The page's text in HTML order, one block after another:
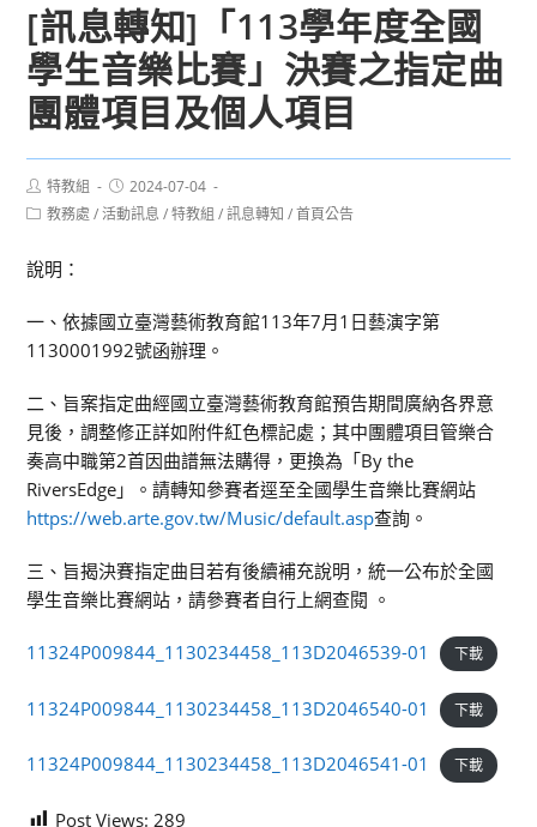
[訊息轉知]「113學年度全國
學生音樂比賽」決賽之指定曲
團體項目及個人項目
Post
author:
特教組
Post
published:
2024-07-04
Post教務處 / 活動訊息 / 特教組 / 訊息轉知 / 首頁公告
說明：
一、依據國立臺灣藝術教育館113年7月1日藝演字第
1130001992號函辦理。
二、旨案指定曲經國立臺灣藝術教育館預告期間廣納各界意
見後，調整修正詳如附件紅色標記處；其中團體項目管樂合
奏高中職第2首因曲譜無法購得，更換為「By the
RiversEdge」。請轉知參賽者逕至全國學生音樂比賽網站
https://web.arte.gov.tw/Music/default.asp查詢。
三、旨揭決賽指定曲目若有後續補充說明，統一公布於全國
學生音樂比賽網站，請參賽者自行上網查閱 。
11324P009844_1130234458_113D2046539-01 下載
11324P009844_1130234458_113D2046540-01 下載
11324P009844_1130234458_113D2046541-01 下載
Post Views: 289